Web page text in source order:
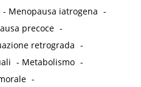
- Menopausa iatrogena -
precoce -
retrograda -
- Metabolismo -
-